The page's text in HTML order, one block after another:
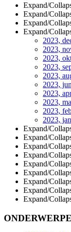
Expand/
Expand/
Expand/
Expand/
2023,
2023,
2023,
2023,
2023,
2023,
2023,
2023,
2023,
2023,
Expand/
Expand/
Expand/
Expand/
Expand/
Expand/
Expand/
Expand/
Expand/